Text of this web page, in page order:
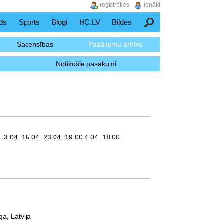
Sports Blogi HC.LV Bildes Meklēšana
Sacensības Pasākumu arhīvs
Notikušie pasākumi
, 1.04. 3.04. 15.04. 23.04. 19 00 4.04. 18 00
Latvija
ienākt
reģistrēties